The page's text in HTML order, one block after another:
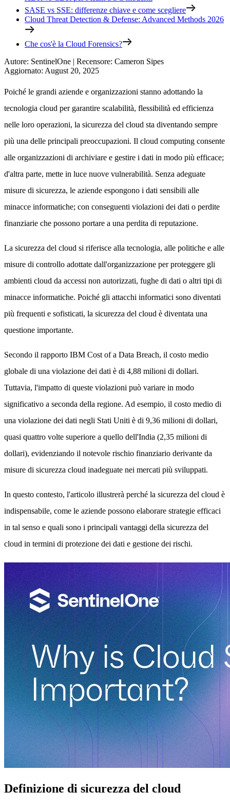
SASE vs SSE: differenze chiave e come scegliere
Cloud Threat Detection & Defense: Advanced Methods 2026
Che cos'è la Cloud Forensics?
Autore: SentinelOne | Recensore: Cameron Sipes
Aggiornato: August 20, 2025
Poiché le grandi aziende e organizzazioni stanno adottando la
tecnologia cloud per garantire scalabilità, flessibilità ed efficienza
nelle loro operazioni, la sicurezza del cloud sta diventando sempre
più una delle principali preoccupazioni. Il cloud computing consente
alle organizzazioni di archiviare e gestire i dati in modo più efficace;
d'altra parte, mette in luce nuove vulnerabilità. Senza adeguate
misure di sicurezza, le aziende espongono i dati sensibili alle
minacce informatiche; con conseguenti violazioni dei dati o perdite
finanziarie che possono portare a una perdita di reputazione.
La sicurezza del cloud si riferisce alla tecnologia, alle politiche e alle
misure di controllo adottate dall'organizzazione per proteggere gli
ambienti cloud da accessi non autorizzati, fughe di dati o altri tipi di
minacce informatiche. Poiché gli attacchi informatici sono diventati
più frequenti e sofisticati, la sicurezza del cloud è diventata una
questione importante.
Secondo il rapporto IBM Cost of a Data Breach, il costo medio
globale di una violazione dei dati è di 4,88 milioni di dollari.
Tuttavia, l'impatto di queste violazioni può variare in modo
significativo a seconda della regione. Ad esempio, il costo medio di
una violazione dei dati negli Stati Uniti è di 9,36 milioni di dollari,
quasi quattro volte superiore a quello dell'India (2,35 milioni di
dollari), evidenziando il notevole rischio finanziario derivante da
misure di sicurezza cloud inadeguate nei mercati più sviluppati.
In questo contesto, l'articolo illustrerà perché la sicurezza del cloud è
indispensabile, come le aziende possono elaborare strategie efficaci
in tal senso e quali sono i principali vantaggi della sicurezza del
cloud in termini di protezione dei dati e gestione dei rischi.
Definizione di sicurezza del cloud